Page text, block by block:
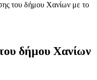
του δήμου Χανίων με το
δήμου Χανίων